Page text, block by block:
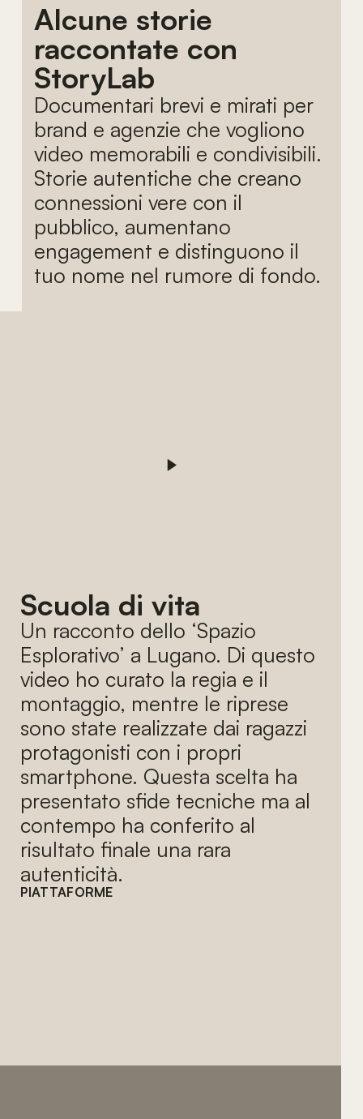
Alcune storie
raccontate con
StoryLab
Documentari brevi e mirati per
brand e agenzie che vogliono
video memorabili e condivisibili.
Storie autentiche che creano
connessioni vere con il
pubblico, aumentano
engagement e distinguono il
tuo nome nel rumore di fondo.
Scuola di vita
Un racconto dello ‘Spazio
Esplorativo’ a Lugano. Di questo
video ho curato la regia e il
montaggio, mentre le riprese
sono state realizzate dai ragazzi
protagonisti con i propri
smartphone. Questa scelta ha
presentato sfide tecniche ma al
contempo ha conferito al
risultato finale una rara
autenticità.
PIATTAFORME